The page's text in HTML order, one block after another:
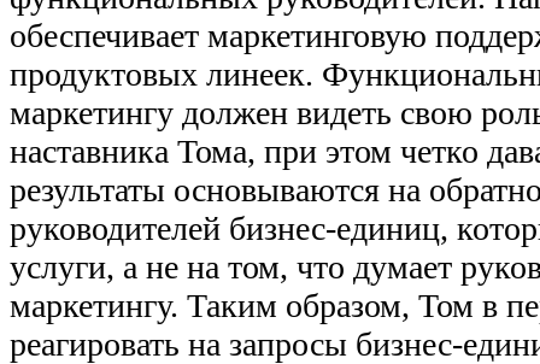
обеспечивает маркетинговую
продуктовых линеек.
маркетингу должен видеть свою
наставника Тома, при этом четко
результаты основываются на
руководителей бизнес-единиц,
услуги, а не на том, что думает
маркетингу. Таким образом, Том в
реагировать на запросы бизнес-